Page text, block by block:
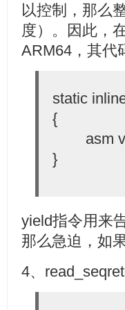
以控制，那么
度）。因此，
ARM64，其代
static
{
asm
}
yield指令用来
那么急迫，如
4、